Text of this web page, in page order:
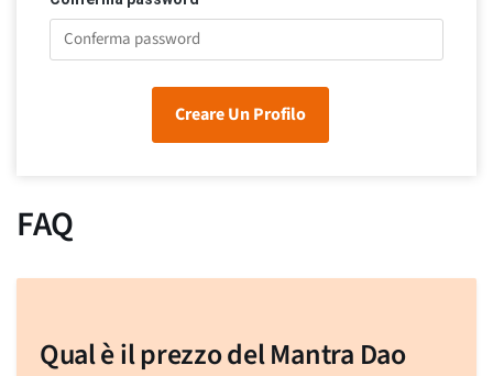
Creare Un Profilo
FAQ
Qual è il prezzo del Mantra Dao